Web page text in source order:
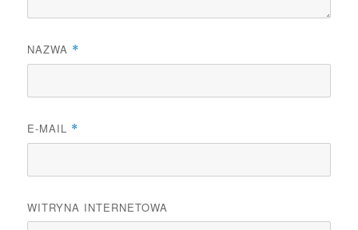
NAZWA *
E-MAIL *
WITRYNA INTERNETOWA